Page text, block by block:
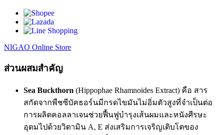
NIGAO Online Store
ส่วนผสมสำคัญ
Sea Buckthorn (Hippophae Rhamnoides Extract) คือ สาร
สกัดจากพืชซีบัคธอร์นมีกรดไขมันไม่อิ่มตัวสูงที่จำเป็นต่อ
การผลิตคอลลาเจนช่วยฟื้นฟูบำรุงเส้นผมและหนังศีรษะ
อุดมไปด้วยวิตามิน A, E ส่งเสริมการเจริญเติบโตของ